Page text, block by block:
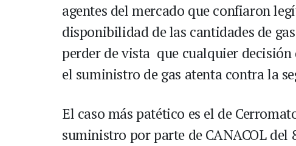
agentes del mercado que confiaron
disponibilidad de las cantidades de
perder de vista que cualquier
el suministro de gas atenta contra la
El caso más patético es el de
suministro por parte de CANACOL del